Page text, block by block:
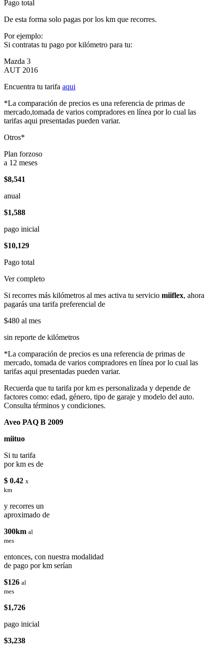
Pago total
De esta forma solo pagas por los km que recorres.
Por ejemplo:
Si contratas tu pago por kilómetro para tu:
Mazda 3
AUT 2016
Encuentra tu tarifa aqui
*La comparación de precios es una referencia de primas de
mercado,tomada de varios compradores en línea por lo cual las
tarifas aqui presentadas pueden variar.
Otros*
Plan forzoso
a 12 meses
$8,541
anual
$1,588
pago inicial
$10,129
Pago total
Ver completo
Si recorres más kilómetros al mes activa tu servicio miiflex, ahora
pagarás una tarifa preferencial de
$480 al mes
sin reporte de kilómetros
*La comparación de precios es una referencia de primas de
mercado, tomada de varios compradores en línea por lo cual las
tarifas aqui presentadas pueden variar.
Recuerda que tu tarifa por km es personalizada y depende de
factores como: edad, género, tipo de garaje y modelo del auto.
Consulta términos y condiciones.
Aveo PAQ B 2009
miituo
Si tu tarifa
por km es de
$ 0.42 x
km
y recorres un
aproximado de
300km al
mes
entonces, con nuestra modalidad
de pago por km serían
$126 al
mes
$1,726
pago inicial
$3,238